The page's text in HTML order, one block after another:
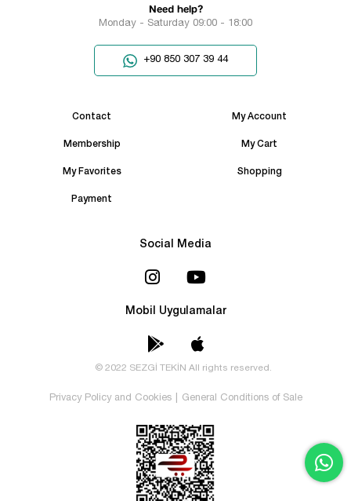
Need help?
Monday - Saturday 09:00 - 18:00
+90 850 307 39 44
Contact My Account
Membership My Cart
My Favorites Shopping
Payment
Social Media
Mobil Uygulamalar
© 2022 SEZGİ TEKİN All rights reserved.
Privacy Policy and Cookies General Conditions of Sale